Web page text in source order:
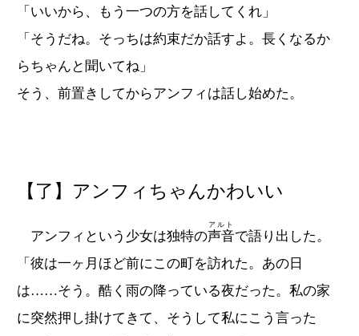
「いいから、もう一つの方を話してくれ」
「そうだね。そっちは約束だか話すよ。長くなるか
らちゃんと聞いてね」
そう、前置きしてからアンフィは話し始めた。
【了】アンフィちゃんかわいい
アンフィという少女は独特の声音
アルト
で語り出した。
「彼は一ヶ月ほど前にこの町を訪れた。あの日
は……そう。酷く雨の降っている夜だった。私の家
に突然押し掛けてきて、そうして私にこう言った